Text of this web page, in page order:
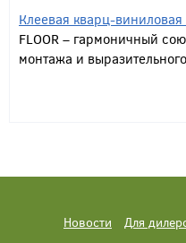
Клеевая кварц-виниловая
FLOOR – гармоничный
монтажа и
Новости Для